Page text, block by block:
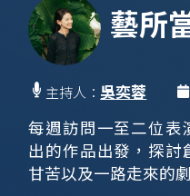
藝所
主持人： 吳奕蓉
每週訪問一至二位表
出的作品出發，探討
甘苦以及一路走來的